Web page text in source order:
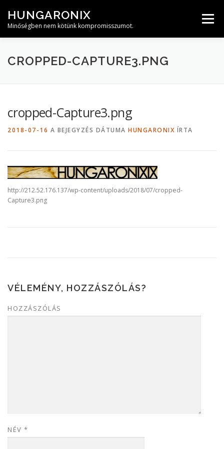
tartalomhoz
HUNGARONIX
Minőségben nem kötünk kompromisszumot.
Menü
CROPPED-CAPTURE3.PNG
cropped-Capture3.png
2018-07-16 A BEJEGYZÉS DÁTUMA HUNGARONIX ÍRTA
http://212.52.176.137/wp-content/uploads/2018/07/cropped-
Capture3.png
VÉLEMÉNY, HOZZÁSZÓLÁS?
HOZZÁSZÓLÁS
NÉV *